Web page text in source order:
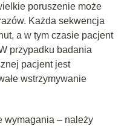
poruszenie może
Każda sekwencja
a w tym czasie pacjent
przypadku badania
pacjent jest
wstrzymywanie
wymagania – należy